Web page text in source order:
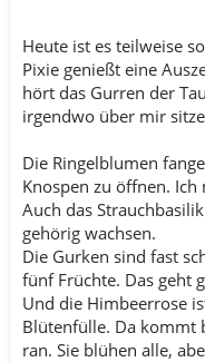
Heute ist es teilweise
Pixie genießt eine
hört das Gurren der
irgendwo über mir
Die Ringelblumen
Knospen zu öffnen.
Auch das
gehörig wachsen.
Die Gurken sind fast
fünf Früchte. Das geht
Und die Himbeerrose
Blütenfülle. Da kommt
ran. Sie blühen alle,